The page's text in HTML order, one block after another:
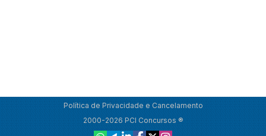
Política de Privacidade e Cancelamento
2000-2026 PCI Concursos ®